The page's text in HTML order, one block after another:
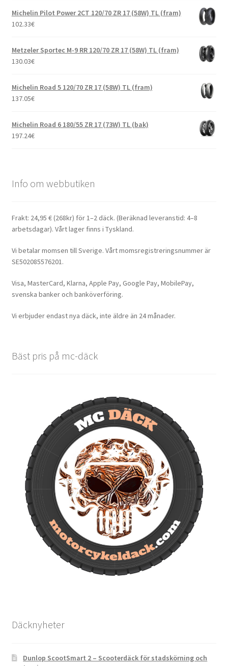
Michelin Pilot Power 2CT 120/70 ZR 17 (58W) TL (fram)
102.33€
Metzeler Sportec M-9 RR 120/70 ZR 17 (58W) TL (fram)
130.03€
Michelin Road 5 120/70 ZR 17 (58W) TL (fram)
137.05€
Michelin Road 6 180/55 ZR 17 (73W) TL (bak)
197.24€
Info om webbutiken
Frakt: 24,95 € (268kr) för 1–2 däck. (Beräknad leveranstid: 4–8
arbetsdagar). Vårt lager finns i Tyskland.
Vi betalar momsen till Sverige. Vårt momsregistreringsnummer är
SE502085576201.
Visa, MasterCard, Klarna, Apple Pay, Google Pay, MobilePay,
svenska banker och banköverföring.
Vi erbjuder endast nya däck, inte äldre än 24 månader.
Bäst pris på mc-däck
Däcknyheter
Dunlop ScootSmart 2 – Scooterdäck för stadskörning och